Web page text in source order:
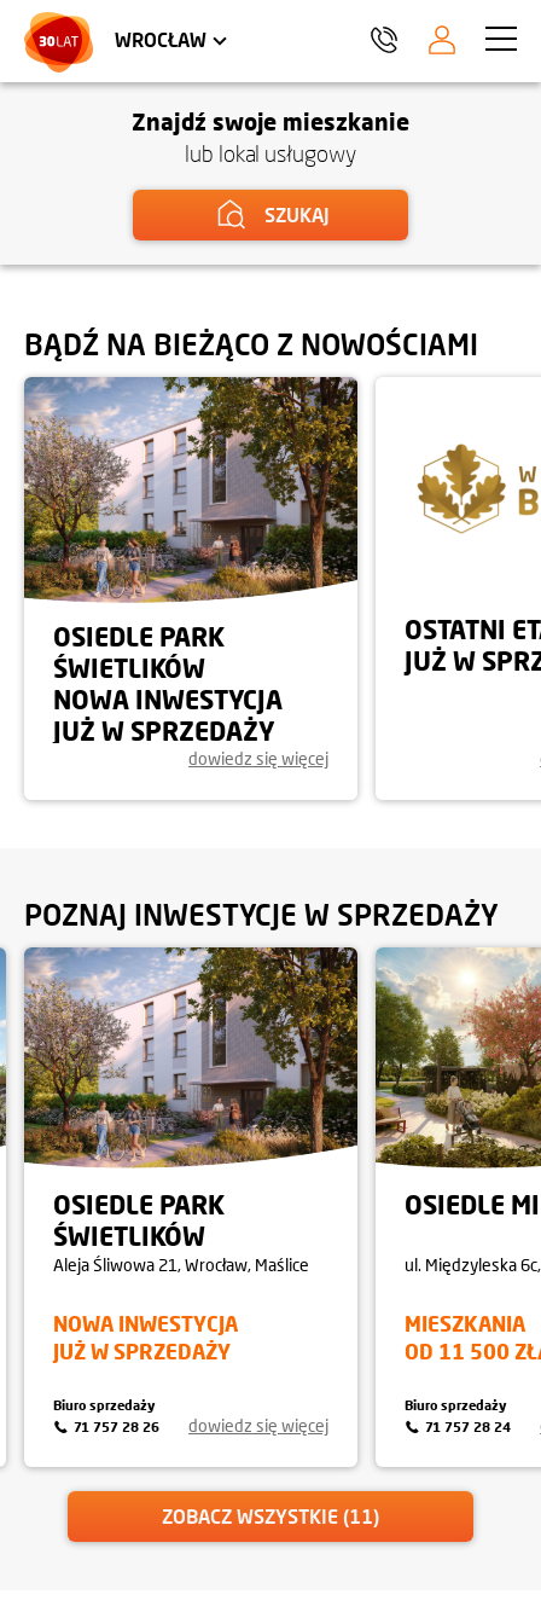
WROCŁAW
TRÓJMIASTO
Znajdź swoje mieszkanie
lub lokal usługowy
SZUKAJ
BĄDŹ NA BIEŻĄCO Z NOWOŚCIAMI
OSIEDLE PARK
ŚWIETLIKÓW
NOWA INWESTYCJA
JUŻ W SPRZEDAŻY
dowiedz się więcej
OSTATNI
JUŻ W
POZNAJ INWESTYCJE W SPRZEDAŻY
OSIEDLE PARK
ŚWIETLIKÓW
Aleja Śliwowa 21, Wrocław, Maślice
NOWA INWESTYCJA
JUŻ W SPRZEDAŻY
dowiedz się więcej
Biuro sprzedaży
71 757 28 26
OSIEDLE
ul. Międzyleska
MIESZKANIA
OD 11 500
Biuro sprzedaży
71 757 28 24
ZOBACZ WSZYSTKIE (11)